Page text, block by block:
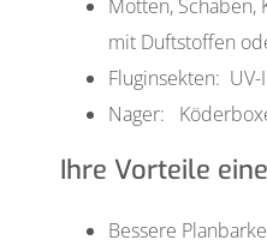
Motten, Schaben,
mit Duftstoffen
Fluginsekten:
Nager:
Ihre Vorteile
Bessere